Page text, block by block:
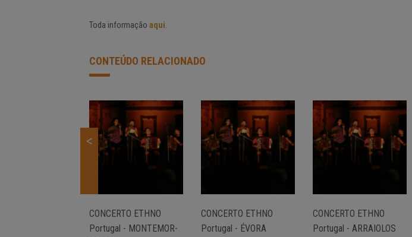
Toda informação aqui.
CONTEÚDO RELACIONADO
<
CONCERTO ETHNO
Portugal - MONTEMOR-
CONCERTO ETHNO
Portugal - ÉVORA
CONCERTO ETHNO
Portugal - ARRAIOLOS